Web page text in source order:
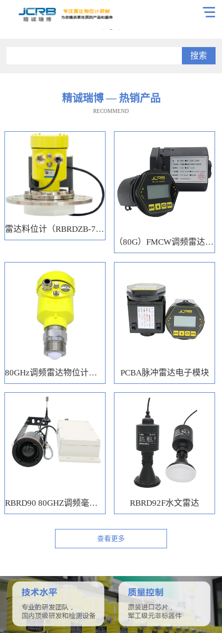
搜索
精诚瑞博 — 热销产品
RECOMMEND
雷达料位计（RBRDZB-71-6-C）
（80G）FMCW调频雷达电子模块
80GHz调频雷达物位计（RBRD71） PCBA脉冲雷达电子模块
RBRD90 80GHZ调频毫米波水位计 RBRD92F水文雷达
查看更多